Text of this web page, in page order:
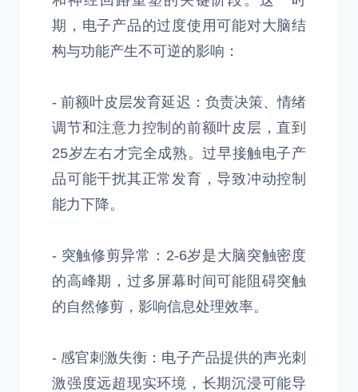
期，电子产品的过度使用可能对大脑结
构与功能产生不可逆的影响：
- 前额叶皮层发育延迟：负责决策、情绪
调节和注意力控制的前额叶皮层，直到
25岁左右才完全成熟。过早接触电子产
品可能干扰其正常发育，导致冲动控制
能力下降。
- 突触修剪异常：2-6岁是大脑突触密度
的高峰期，过多屏幕时间可能阻碍突触
的自然修剪，影响信息处理效率。
- 感官刺激失衡：电子产品提供的声光刺
激强度远超现实环境，长期沉浸可能导